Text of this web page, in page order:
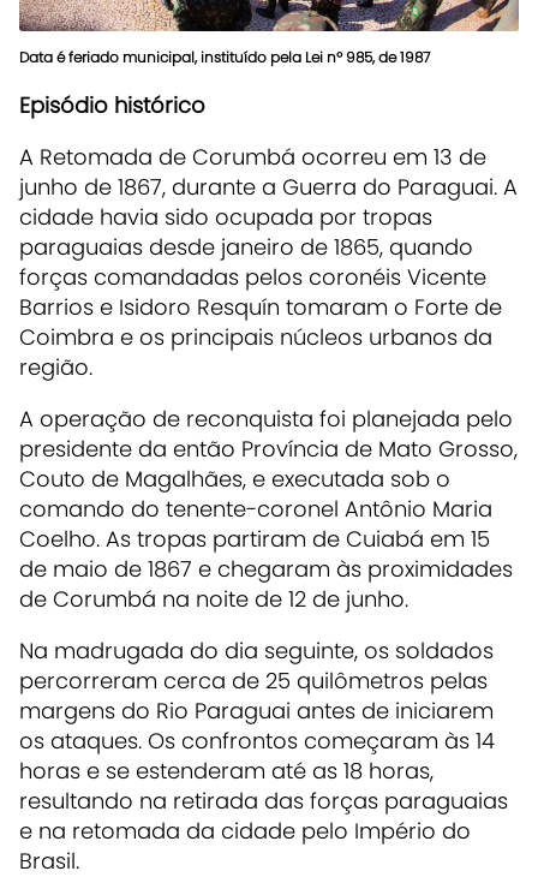
Data é feriado municipal, instituído pela Lei nº 985, de 1987
Episódio histórico
A Retomada de Corumbá ocorreu em 13 de
junho de 1867, durante a Guerra do Paraguai. A
cidade havia sido ocupada por tropas
paraguaias desde janeiro de 1865, quando
forças comandadas pelos coronéis Vicente
Barrios e Isidoro Resquín tomaram o Forte de
Coimbra e os principais núcleos urbanos da
região.
A operação de reconquista foi planejada pelo
presidente da então Província de Mato Grosso,
Couto de Magalhães, e executada sob o
comando do tenente-coronel Antônio Maria
Coelho. As tropas partiram de Cuiabá em 15
de maio de 1867 e chegaram às proximidades
de Corumbá na noite de 12 de junho.
Na madrugada do dia seguinte, os soldados
percorreram cerca de 25 quilômetros pelas
margens do Rio Paraguai antes de iniciarem
os ataques. Os confrontos começaram às 14
horas e se estenderam até as 18 horas,
resultando na retirada das forças paraguaias
e na retomada da cidade pelo Império do
Brasil.